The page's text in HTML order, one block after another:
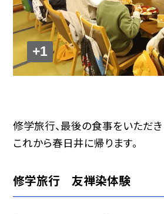
+1
修学旅行、最後の食事をいただき
これから春日井に帰ります。
修学旅行 友禅染体験